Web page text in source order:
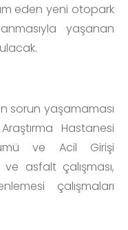
eden yeni otopark
yaşanan
sorun yaşamaması
Hastanesi
ve Acil Girişi
asfalt çalışması,
çalışmaları